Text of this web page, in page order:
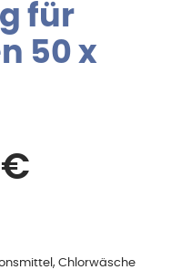
für
50 x
€
4,90 €.
Chlorwäsche